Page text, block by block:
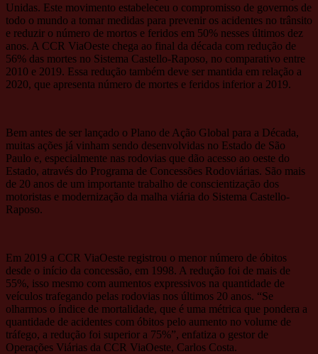
Unidas. Este movimento estabeleceu o compromisso de governos de
todo o mundo a tomar medidas para prevenir os acidentes no trânsito
e reduzir o número de mortos e feridos em 50% nesses últimos dez
anos. A CCR ViaOeste chega ao final da década com redução de
56% das mortes no Sistema Castello-Raposo, no comparativo entre
2010 e 2019. Essa redução também deve ser mantida em relação a
2020, que apresenta número de mortes e feridos inferior a 2019.
Bem antes de ser lançado o Plano de Ação Global para a Década,
muitas ações já vinham sendo desenvolvidas no Estado de São
Paulo e, especialmente nas rodovias que dão acesso ao oeste do
Estado, através do Programa de Concessões Rodoviárias. São mais
de 20 anos de um importante trabalho de conscientização dos
motoristas e modernização da malha viária do Sistema Castello-
Raposo.
Em 2019 a CCR ViaOeste registrou o menor número de óbitos
desde o início da concessão, em 1998. A redução foi de mais de
55%, isso mesmo com aumentos expressivos na quantidade de
veículos trafegando pelas rodovias nos últimos 20 anos. “Se
olharmos o índice de mortalidade, que é uma métrica que pondera a
quantidade de acidentes com óbitos pelo aumento no volume de
tráfego, a redução foi superior a 75%”, enfatiza o gestor de
Operações Viárias da CCR ViaOeste, Carlos Costa.